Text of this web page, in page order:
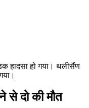
हादसा हो गया। थलीसैंण
से दो की मौत